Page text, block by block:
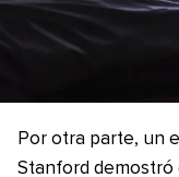
Por otra parte, un
Stanford demostró